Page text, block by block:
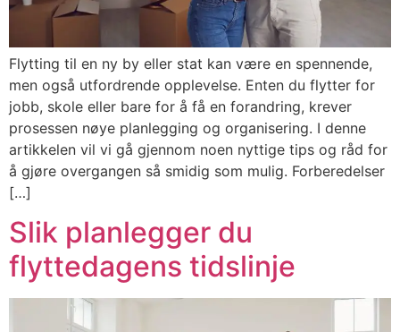
Flytting til en ny by eller stat kan være en spennende,
men også utfordrende opplevelse. Enten du flytter for
jobb, skole eller bare for å få en forandring, krever
prosessen nøye planlegging og organisering. I denne
artikkelen vil vi gå gjennom noen nyttige tips og råd for
å gjøre overgangen så smidig som mulig. Forberedelser
[…]
Slik planlegger du
flyttedagens tidslinje